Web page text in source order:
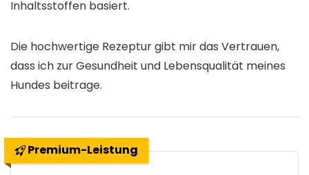
Inhaltsstoffen basiert.
Die hochwertige Rezeptur gibt mir das Vertrauen,
dass ich zur Gesundheit und Lebensqualität meines
Hundes beitrage.
Premium-Leistung